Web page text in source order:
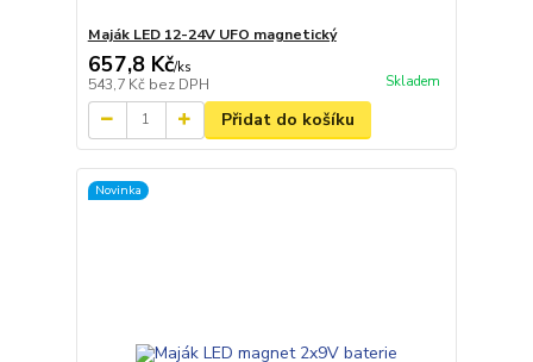
Maják LED 12-24V UFO magnetický
657,8 Kč/ks
543,7 Kč bez DPH Skladem
Přidat do košíku
Novinka